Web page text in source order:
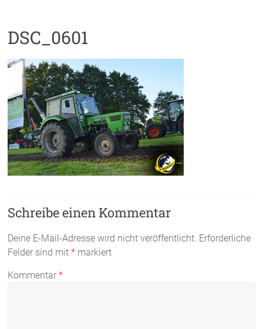
DSC_0601
Schreibe einen Kommentar
Deine E-Mail-Adresse wird nicht veröffentlicht. Erforderliche
Felder sind mit* markiert
Kommentar*